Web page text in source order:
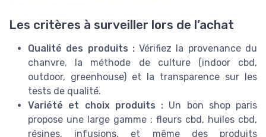
Les critères à surveiller lors de l’achat
Qualité des produits :Vérifiez la provenance du
chanvre, la méthode de culture (indoor cbd,
outdoor, greenhouse) et la transparence sur les
tests de qualité.
Variété et choix produits : Un bon shop paris
propose une large gamme : fleurs cbd, huiles cbd,
résines, infusions, et même des produits